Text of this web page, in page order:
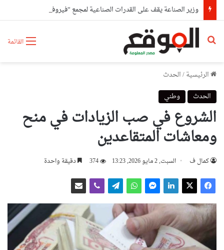
وزير الصناعة يقف على القدرات الصناعية لمجمع “فيروفيال” بعنابة
القائمة بحث عن
الرئيسية/الحدث
الحدث
وطني
الشروع في صب الزيادات في منح
ومعاشات المتقاعدين
كمال ف السبت, 2 مايو 2026, 13:23 374 دقيقة واحدة